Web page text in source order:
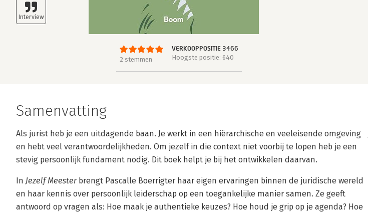
2 stemmen
VERKOOPPOSITIE 3466
Hoogste positie: 640
Samenvatting
Als jurist heb je een uitdagende baan. Je werkt in een hiërarchische en veeleisende omgeving
en hebt veel verantwoordelijkheden. Om jezelf in die context niet voorbij te lopen heb je een
stevig persoonlijk fundament nodig. Dit boek helpt je bij het ontwikkelen daarvan.
In Jezelf Meester brengt Pascalle Boerrigter haar eigen ervaringen binnen de juridische wereld
en haar kennis over persoonlijk leiderschap op een toegankelijke manier samen. Ze geeft
antwoord op vragen als: Hoe maak je authentieke keuzes? Hoe houd je grip op je agenda? Hoe